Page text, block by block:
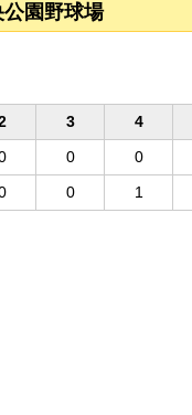
園野球場
3 4
0 0
0 1